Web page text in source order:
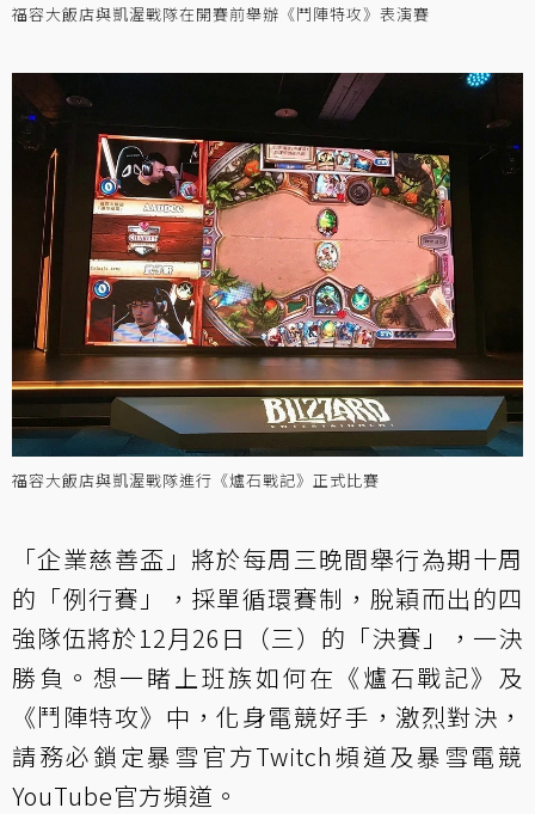
福容大飯店與凱渥戰隊在開賽前舉辦《鬥陣特攻》表演賽
福容大飯店與凱渥戰隊進行《爐石戰記》正式比賽
「企業慈善盃」將於每周三晚間舉行為期十周
的「例行賽」，採單循環賽制，脫穎而出的四
強隊伍將於12月26日（三）的「決賽」，一決
勝負。想一睹上班族如何在《爐石戰記》及
《鬥陣特攻》中，化身電競好手，激烈對決，
請務必鎖定暴雪官方Twitch頻道及暴雪電競
YouTube官方頻道 。